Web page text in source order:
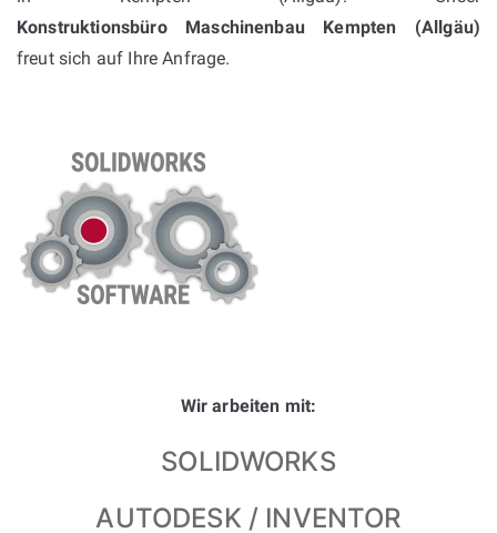
Konstruktionsbüro Maschinenbau Kempten (Allgäu)
freut sich auf Ihre Anfrage.
Wir arbeiten mit:
SOLIDWORKS
AUTODESK / INVENTOR